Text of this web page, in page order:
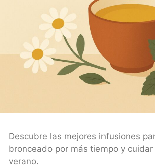
Descubre las mejores infusiones
bronceado por más tiempo y
verano.